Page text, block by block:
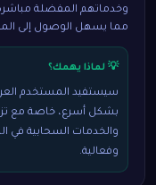
وخدماتهم المفضلة
مما يسهل الوصول إلى
💡 لماذا يهمك؟
سيستفيد المستخدم
بشكل أسرع، خاصة مع
والخدمات السحابية في
وفعالية.